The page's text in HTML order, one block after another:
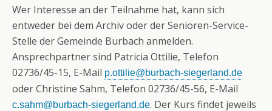
Wer Interesse an der Teilnahme hat, kann sich
entweder bei dem Archiv oder der Senioren-Service-
Stelle der Gemeinde Burbach anmelden.
Ansprechpartner sind Patricia Ottilie, Telefon
02736/45-15, E-Mail p.ottilie@burbach-siegerland.de
oder Christine Sahm, Telefon 02736/45-56, E-Mail
c.sahm@burbach-siegerland.de. Der Kurs findet jeweils